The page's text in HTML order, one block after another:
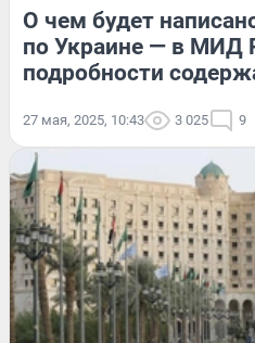
О чем будет
по Украине — в МИД
подробности
27 мая, 2025, 10:43 3 025 9